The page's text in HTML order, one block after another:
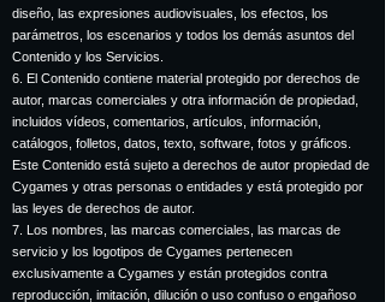
diseño, las expresiones audiovisuales, los efectos, los
parámetros, los escenarios y todos los demás asuntos del
Contenido y los Servicios.
6. El Contenido contiene material protegido por derechos de
autor, marcas comerciales y otra información de propiedad,
incluidos vídeos, comentarios, artículos, información,
catálogos, folletos, datos, texto, software, fotos y gráficos.
Este Contenido está sujeto a derechos de autor propiedad de
Cygames y otras personas o entidades y está protegido por
las leyes de derechos de autor.
7. Los nombres, las marcas comerciales, las marcas de
servicio y los logotipos de Cygames pertenecen
exclusivamente a Cygames y están protegidos contra
reproducción, imitación, dilución o uso confuso o engañoso